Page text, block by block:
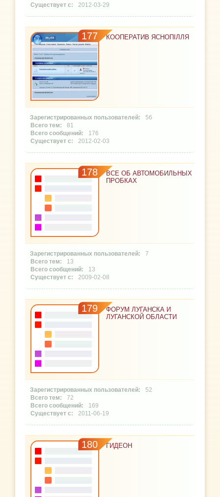
2012-03-29
177 КООПЕРАТИВ ЯСНОПІЛЛЯ
56
81
176
2012-02-03
178
ВСЕ ОБ АВТОМОБИЛЬНЫХ
ПРОБКАХ
7
13
13
2009-02-08
179
ФОРУМ ЛУГАНСКА И
ЛУГАНСКОЙ ОБЛАСТИ
52
72
169
2011-06-19
180 ГИДЕОН